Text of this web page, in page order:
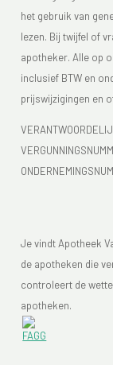
het gebruik van
lezen. Bij twijfel of
apotheker. Alle op
inclusief BTW en
prijswijzigingen en
Je vindt Apotheek
de apotheken die
controleert de
apotheken.